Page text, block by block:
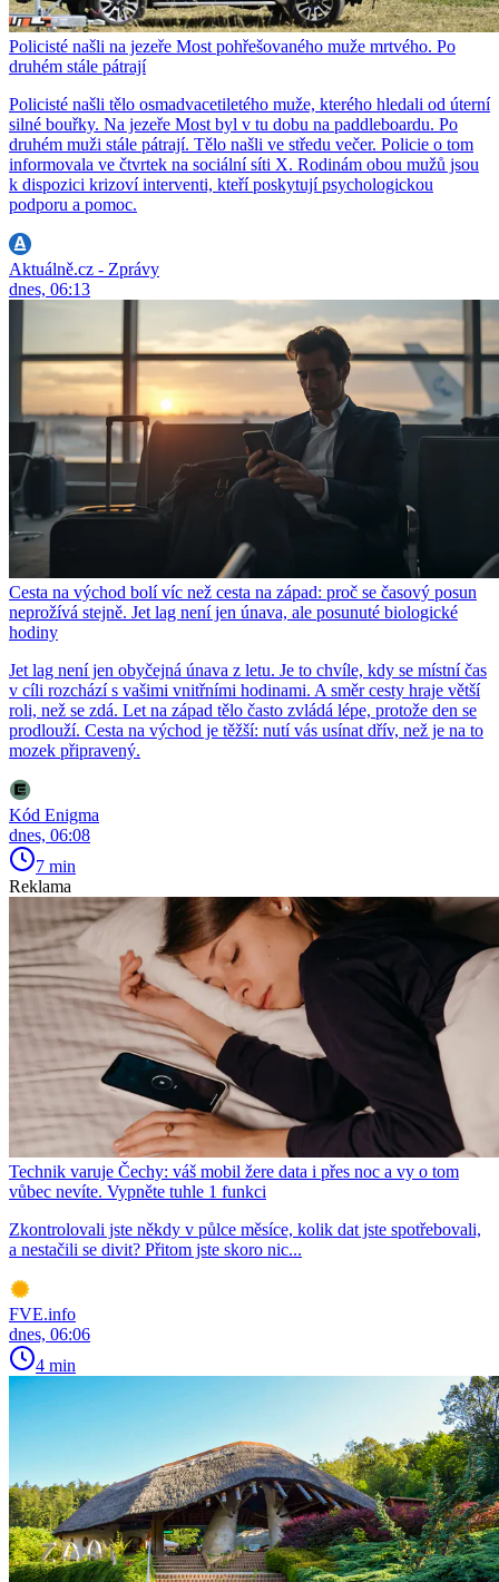
Policisté našli na jezeře Most pohřešovaného muže mrtvého. Po
druhém stále pátrají
Policisté našli tělo osmadvacetiletého muže, kterého hledali od úterní
silné bouřky. Na jezeře Most byl v tu dobu na paddleboardu. Po
druhém muži stále pátrají. Tělo našli ve středu večer. Policie o tom
informovala ve čtvrtek na sociální síti X. Rodinám obou mužů jsou
k dispozici krizoví interventi, kteří poskytují psychologickou
podporu a pomoc.
Aktuálně.cz - Zprávy
dnes, 06:13
Cesta na východ bolí víc než cesta na západ: proč se časový posun
neprožívá stejně. Jet lag není jen únava, ale posunuté biologické
hodiny
Jet lag není jen obyčejná únava z letu. Je to chvíle, kdy se místní čas
v cíli rozchází s vašimi vnitřními hodinami. A směr cesty hraje větší
roli, než se zdá. Let na západ tělo často zvládá lépe, protože den se
prodlouží. Cesta na východ je těžší: nutí vás usínat dřív, než je na to
mozek připravený.
Kód Enigma
dnes, 06:08
7 min
Reklama
Technik varuje Čechy: váš mobil žere data i přes noc a vy o tom
vůbec nevíte. Vypněte tuhle 1 funkci
Zkontrolovali jste někdy v půlce měsíce, kolik dat jste spotřebovali,
a nestačili se divit? Přitom jste skoro nic...
FVE.info
dnes, 06:06
4 min